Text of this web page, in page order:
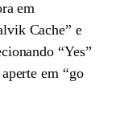
em
Cache” e
“Yes”
em “go